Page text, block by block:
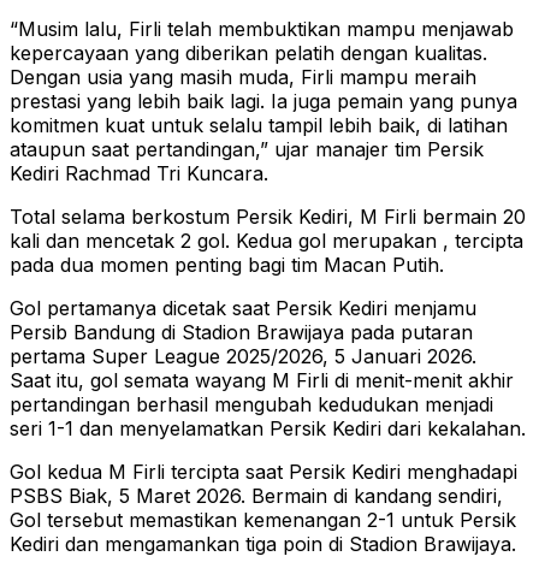
“Musim lalu, Firli telah membuktikan mampu menjawab
kepercayaan yang diberikan pelatih dengan kualitas.
Dengan usia yang masih muda, Firli mampu meraih
prestasi yang lebih baik lagi. Ia juga pemain yang punya
komitmen kuat untuk selalu tampil lebih baik, di latihan
ataupun saat pertandingan,” ujar manajer tim Persik
Kediri Rachmad Tri Kuncara.
Total selama berkostum Persik Kediri, M Firli bermain 20
kali dan mencetak 2 gol. Kedua gol merupakan , tercipta
pada dua momen penting bagi tim Macan Putih.
Gol pertamanya dicetak saat Persik Kediri menjamu
Persib Bandung di Stadion Brawijaya pada putaran
pertama Super League 2025/2026, 5 Januari 2026.
Saat itu, gol semata wayang M Firli di menit-menit akhir
pertandingan berhasil mengubah kedudukan menjadi
seri 1-1 dan menyelamatkan Persik Kediri dari kekalahan.
Gol kedua M Firli tercipta saat Persik Kediri menghadapi
PSBS Biak, 5 Maret 2026. Bermain di kandang sendiri,
Gol tersebut memastikan kemenangan 2-1 untuk Persik
Kediri dan mengamankan tiga poin di Stadion Brawijaya.